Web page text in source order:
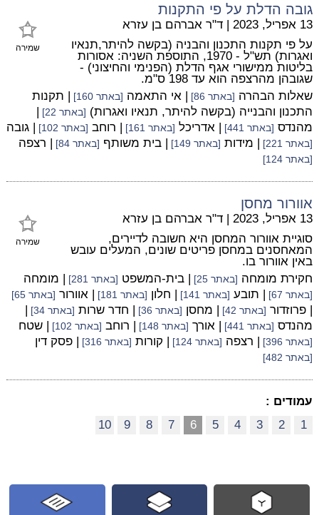
גובה הדלת על פי התקנות
שמירה
13 אפריל, 2023 | ד"ר אברהם בן עזרא
על פי תקנות התכנון והבניה (בקשה להיתר,תנאיו
ואגרות) תש"ל - 1970, התוספת השניה: אסורות
בליטות ממישורי אגף הדלת (הפנימי והחיצוני) -
שגובהן מהרצפה הוא עד 198 ס"מ.
שאלות הבהרה [באתר 86] | אי התאמה [באתר 160]
| תקנות
התכנון והבנייה (בקשה להיתר, תנאיו ואגרות) [באתר 22]
|
מהנדס [באתר 441] | אדריכל [באתר 161] | רוחב [באתר 102] | גובה
[באתר 221] | מידות [באתר 149] | בית משותף [באתר 84] | רצפה
[באתר 124]
אוורור מחסן
שמירה
13 אפריל, 2023 | ד"ר אברהם בן עזרא
סוגיית אוורור המחסן היא חשובה לדיירים,
המאחסנים במחסן פריטים שונים, המעלים עובש
באין אוורור בו.
חקירת מומחה [באתר 25] | בית-המשפט [באתר 281] | מומחה
[באתר 67] | תובע [באתר 141] | חלון [באתר 181] | אוורור [באתר 65]
| פרוזדור [באתר 42] | מחסן [באתר 36] | חדר שרות [באתר 34]
|
מהנדס [באתר 441] | אורך [באתר 148] | רוחב [באתר 102] | שטח
[באתר 396] | רצפה [באתר 124] | קורות [באתר 316] | פסק דין
[באתר 482]
עמודים :
1
2
3
4
5
6
7
8
9
10